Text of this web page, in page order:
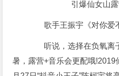
歌手王振宇《对你爱
听说，选择在负氧离
暑，露营+音乐会更配哦!2019